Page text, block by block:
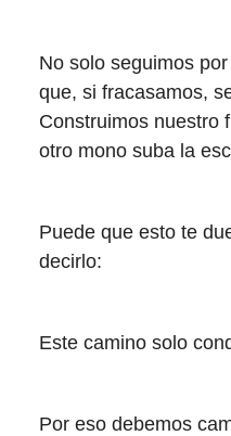
No solo seguimos
que, si fracasamos,
Construimos nuestro
otro mono suba la
Puede que esto te
decirlo:
Este camino solo
Por eso debemos